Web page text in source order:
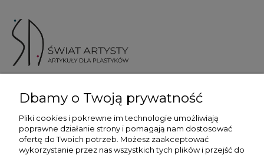
Więcej informacji
Dbamy o Twoją prywatność
Pliki cookies i pokrewne im technologie umożliwiają
poprawne działanie strony i pomagają nam dostosować
ofertę do Twoich potrzeb. Możesz zaakceptować
wykorzystanie przez nas wszystkich tych plików i przejść do